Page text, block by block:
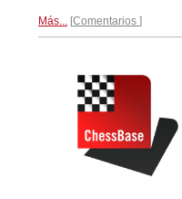
Más... Comentarios